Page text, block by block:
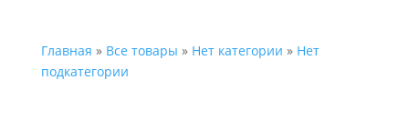
Главная » Все товары » Нет категории » Нет
подкатегории